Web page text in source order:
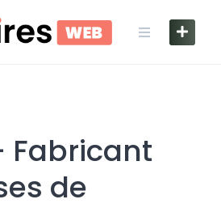
Fabricant
de